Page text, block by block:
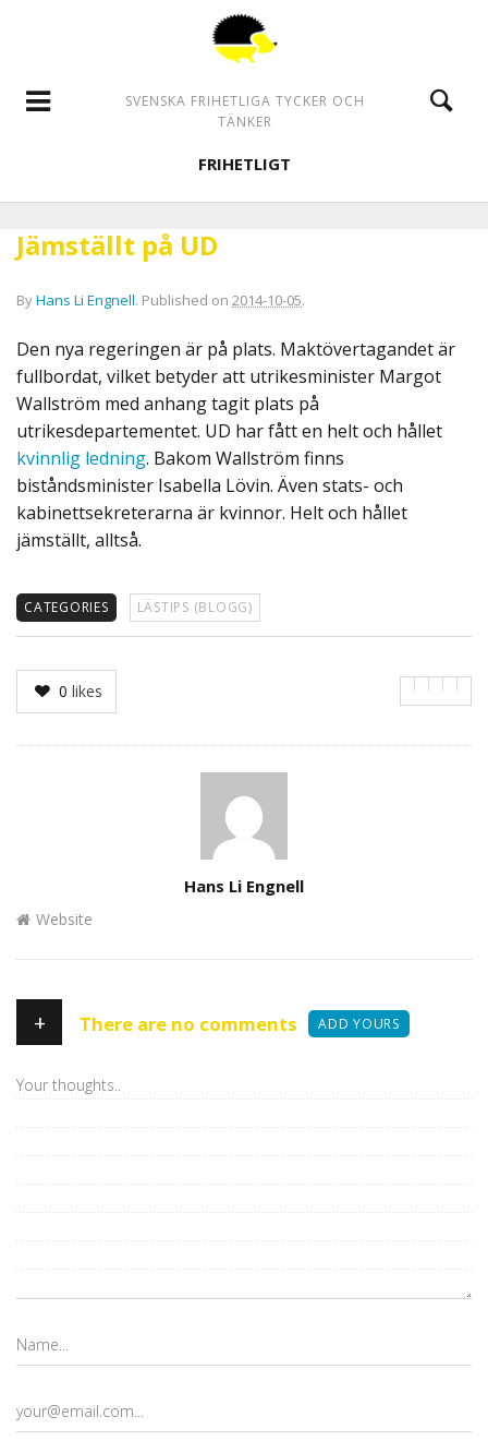
SVENSKA FRIHETLIGA TYCKER OCH
TÄNKER
FRIHETLIGT
Jämställt på UD
ByHans Li Engnell. Published on 2014-10-05.
Den nya regeringen är på plats. Maktövertagandet är
fullbordat, vilket betyder att utrikesminister Margot
Wallström med anhang tagit plats på
utrikesdepartementet. UD har fått en helt och hållet
kvinnlig ledning. Bakom Wallström finns
biståndsminister Isabella Lövin. Även stats- och
kabinettsekreterarna är kvinnor. Helt och hållet
jämställt, alltså.
CATEGORIES LÄSTIPS (BLOGG)
0 likes
Hans Li Engnell
Website
+ There are no comments ADD YOURS